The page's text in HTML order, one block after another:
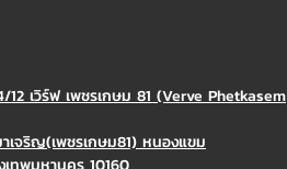
12 เวิร์ฟ เพชรเกษม 81 (Verve Phetkasem
เจริญ(เพชรเกษม81) หนองแขม